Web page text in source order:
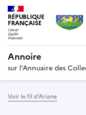
RÉPUBLIQUE
FRANÇAISE
Annoire
sur l’Annuaire des
Voir le fil d’Ariane